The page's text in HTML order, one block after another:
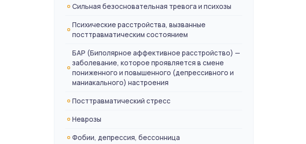
Сильная безосновательная тревога и психозы
Психические расстройства, вызванные
посттравматическим состоянием
БАР (Биполярное аффективное расстройство) —
заболевание, которое проявляется в смене
пониженного и повышенного (депрессивного и
маниакального) настроения
Посттравматический стресс
Неврозы
Фобии, депрессия, бессонница